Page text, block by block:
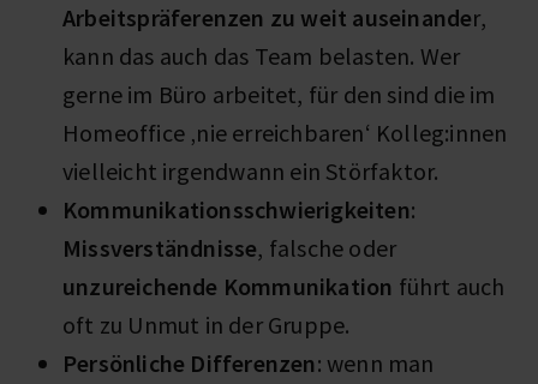
Arbeitspräferenzen zu weit auseinander,
kann das auch das Team belasten. Wer
gerne im Büro arbeitet, für den sind die im
Homeoffice ‚nie erreichbaren‘ Kolleg:innen
vielleicht irgendwann ein Störfaktor.
Kommunikationsschwierigkeiten:
Missverständnisse, falsche oder
unzureichende Kommunikation führt auch
oft zu Unmut in der Gruppe.
Persönliche Differenzen: wenn man